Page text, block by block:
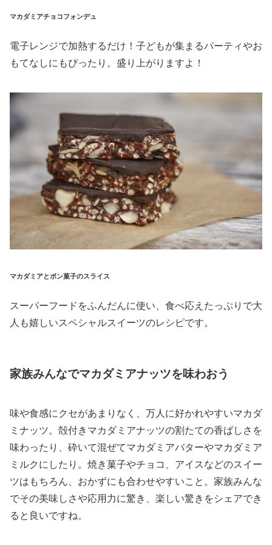
マカダミアチョコフォンデュ
電子レンジで加熱するだけ！子どもが集まるパーティやお
もてなしにもぴったり。盛り上がりますよ！
マカダミアとポン菓子のスライス
スーパーフードをふんだんに使い、食べ応えたっぷりで大
人も嬉しいスペシャルスイーツのレシピです。
家族みんなでマカダミアナッツを味わおう
味や食感にクセがあまりなく、万人に好かれやすいマカダ
ミナッツ。殻付きマカダミアナッツの割たての香ばしさを
味わったり、砕いて混ぜてマカダミアバターやマカダミア
ミルクにしたり。焼き菓子やチョコ、アイスなどのスイー
ツはもちろん、おかずにも合わせやすいこと。家族みんな
でその美味しさや応用力に驚き、楽しい驚きをシェアでき
ると良いですね。